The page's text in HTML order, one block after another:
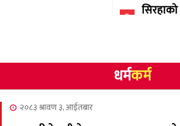
३
४
NCSC को
न्यौपाने
धर्मकर्म
२०८३ श्रावण ३, आईतबार